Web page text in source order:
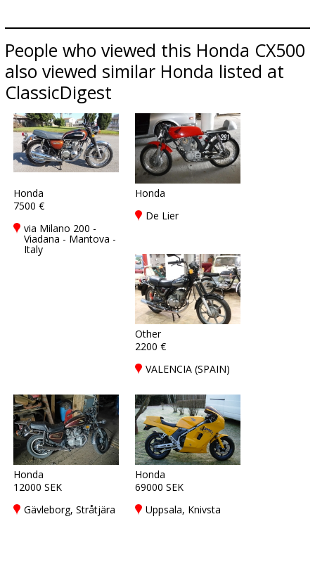
People who viewed this Honda CX500
also viewed similar Honda listed at
ClassicDigest
Honda
7500 €
via Milano 200 -
Viadana - Mantova -
Italy
Honda
De Lier
Other
2200 €
VALENCIA (SPAIN)
Honda
12000 SEK
Gävleborg, Stråtjära
Honda
69000 SEK
Uppsala, Knivsta